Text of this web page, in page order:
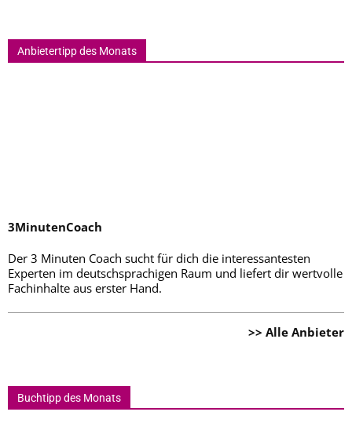
Anbietertipp des Monats
3MinutenCoach
Der 3 Minuten Coach sucht für dich die interessantesten
Experten im deutschsprachigen Raum und liefert dir wertvolle
Fachinhalte aus erster Hand.
>> Alle Anbieter
Buchtipp des Monats